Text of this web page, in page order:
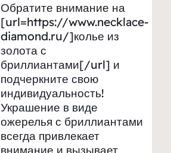
Обратите внимание на
[url=https://www.necklace-
diamond.ru/]колье из
золота с
бриллиантами[/url] и
подчеркните свою
индивидуальность!
Украшение в виде
ожерелья с бриллиантами
всегда привлекает
внимание и вызывает